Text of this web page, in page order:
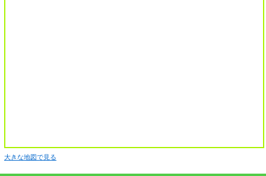
大きな地図で見る